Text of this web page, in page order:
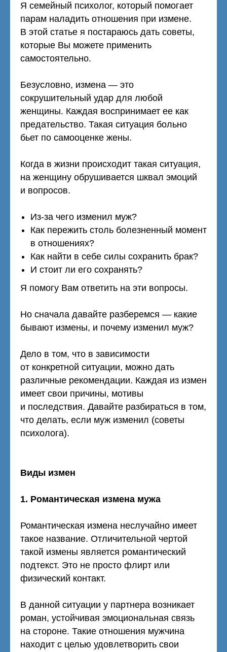
Я семейный психолог, который помогает
парам наладить отношения при измене.
В этой статье я постараюсь дать советы,
которые Вы можете применить
самостоятельно.
Безусловно, измена — это
сокрушительный удар для любой
женщины. Каждая воспринимает ее как
предательство. Такая ситуация больно
бьет по самооценке жены.
Когда в жизни происходит такая ситуация,
на женщину обрушивается шквал эмоций
и вопросов.
Из-за чего изменил муж?
Как пережить столь болезненный момент
в отношениях?
Как найти в себе силы сохранить брак?
И стоит ли его сохранять?
Я помогу Вам ответить на эти вопросы.
Но сначала давайте разберемся — какие
бывают измены, и почему изменил муж?
Дело в том, что в зависимости
от конкретной ситуации, можно дать
различные рекомендации. Каждая из измен
имеет свои причины, мотивы
и последствия. Давайте разбираться в том,
что делать, если муж изменил (советы
психолога).
Виды измен
1. Романтическая измена мужа
Романтическая измена неслучайно имеет
такое название. Отличительной чертой
такой измены является романтический
подтекст. Это не просто флирт или
физический контакт.
В данной ситуации у партнера возникает
роман, устойчивая эмоциональная связь
на стороне. Такие отношения мужчина
находит с целью удовлетворить свои